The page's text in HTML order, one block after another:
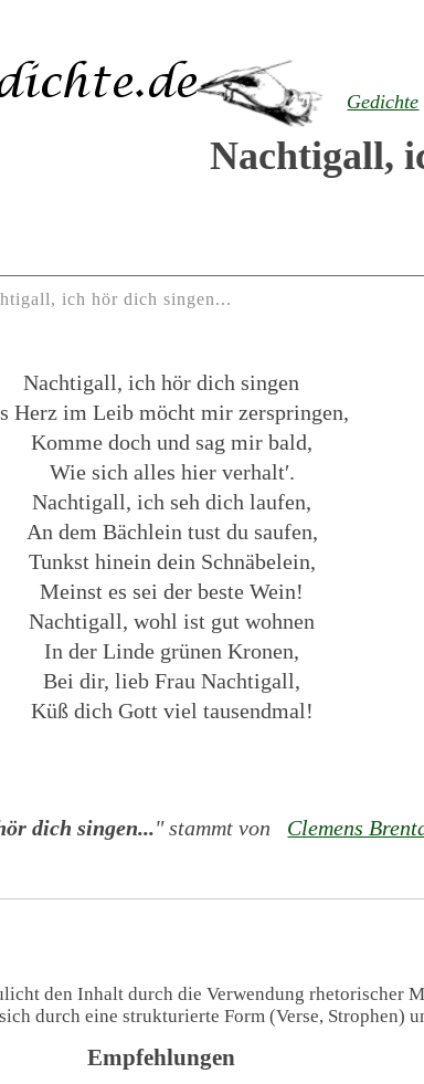
Gedichte
Nachtigall,
ich hör dich singen...
Nachtigall, ich hör dich singen
Herz im Leib möcht mir zerspringen,
Komme doch und sag mir bald,
Wie sich alles hier verhalt′.
Nachtigall, ich seh dich laufen,
An dem Bächlein tust du saufen,
Tunkst hinein dein Schnäbelein,
Meinst es sei der beste Wein!
Nachtigall, wohl ist gut wohnen
In der Linde grünen Kronen,
Bei dir, lieb Frau Nachtigall,
Küß dich Gott viel tausendmal!
dich singen..." stammt von Clemens
den Inhalt durch die Verwendung rhetorischer
durch eine strukturierte Form (Verse, Strophen)
Empfehlungen